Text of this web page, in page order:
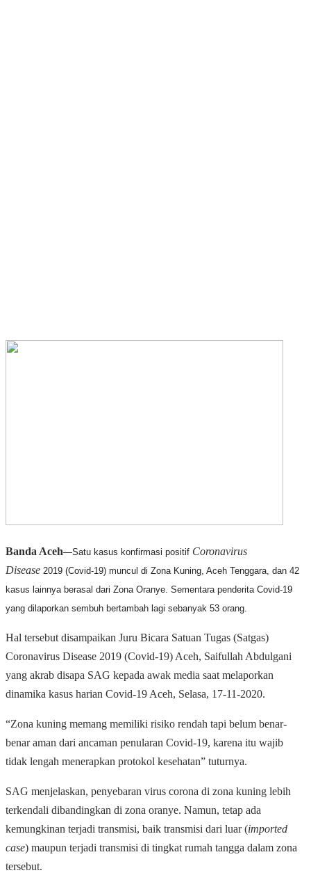
Banda Aceh—Satu kasus konfirmasi positif Coronavirus
Disease 2019 (Covid-19) muncul di Zona Kuning, Aceh Tenggara, dan 42
kasus lainnya berasal dari Zona Oranye. Sementara penderita Covid-19
yang dilaporkan sembuh bertambah lagi sebanyak 53 orang.
Hal tersebut disampaikan Juru Bicara Satuan Tugas (Satgas)
Coronavirus Disease 2019 (Covid-19) Aceh, Saifullah Abdulgani
yang akrab disapa SAG kepada awak media saat melaporkan
dinamika kasus harian Covid-19 Aceh, Selasa, 17-11-2020.
“Zona kuning memang memiliki risiko rendah tapi belum benar-
benar aman dari ancaman penularan Covid-19, karena itu wajib
tidak lengah menerapkan protokol kesehatan” tuturnya.
SAG menjelaskan, penyebaran virus corona di zona kuning lebih
terkendali dibandingkan di zona oranye. Namun, tetap ada
kemungkinan terjadi transmisi, baik transmisi dari luar (imported
case) maupun terjadi transmisi di tingkat rumah tangga dalam zona
tersebut.